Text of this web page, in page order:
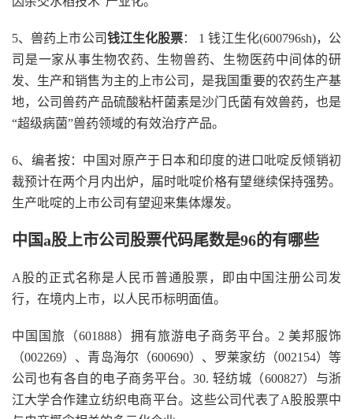
5、兽药上市公司钱江生化股票： 1 钱江生化(600796sh)，公
司是一家从事生物农药、生物兽药、生物医药中间体的研
发、生产和销售为主的上市公司，是我国重要的农药生产基
地，公司兽药产品硫酸粘杆菌素是沙门氏菌有效兽药，也是
“超级病菌”兽药领域的有效治疗产品。
6、编者按：中国对原产于日本和印度的进口吡啶反倾销初
裁预计在两个月内出炉，届时吡啶价格有望继续保持强势。
生产吡啶的上市公司有望迎来集体爆发。
中国a股上市公司股票代码尾数是96的有哪些
A股的正式名称是人民币普通股票，即由中国注册公司发
行，在境内上市，以人民币标明面值。
中国国旅（601888）拥有旅游电子商务平台。2 美邦服饰
（002269）、青岛海尔（600690）、罗莱家纺（002154）等
公司也有各自的电子商务平台。30. 轻纺城（600827）与浙
江大学合作建立纺织电商平台。这些公司代表了A股股票中